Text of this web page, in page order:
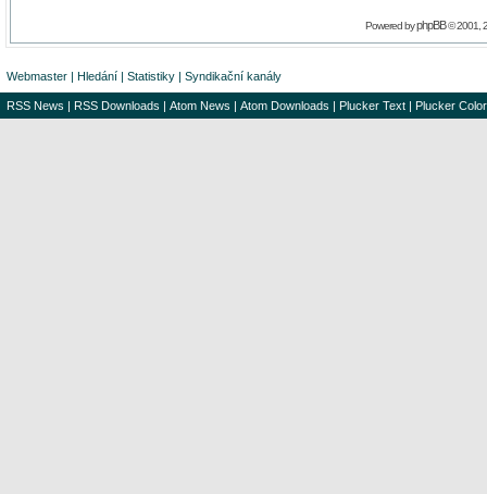
Powered byphpBB© 2001,
Webmaster | Hledání | Statistiky | Syndikační kanály
RSS News | RSS Downloads | Atom News | Atom Downloads | Plucker Text | Plucker Color